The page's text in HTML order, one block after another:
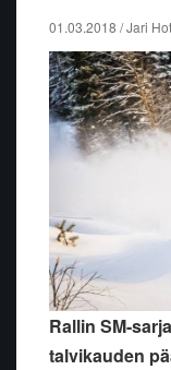
01.03.2018 / Jari
Rallin SM-
talvikauden